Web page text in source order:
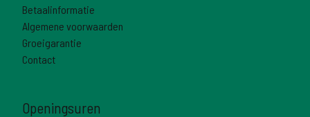
Betaalinformatie
Algemene voorwaarden
Groeigarantie
Contact
Openingsuren